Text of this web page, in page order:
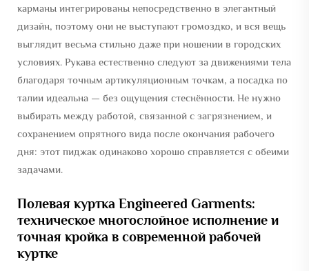
карманы интегрированы непосредственно в элегантный
дизайн, поэтому они не выступают громоздко, и вся вещь
выглядит весьма стильно даже при ношении в городских
условиях. Рукава естественно следуют за движениями тела
благодаря точным артикуляционным точкам, а посадка по
талии идеальна — без ощущения стеснённости. Не нужно
выбирать между работой, связанной с загрязнением, и
сохранением опрятного вида после окончания рабочего
дня: этот пиджак одинаково хорошо справляется с обеими
задачами.
Полевая куртка Engineered Garments:
техническое многослойное исполнение и
точная кройка в современной рабочей
куртке